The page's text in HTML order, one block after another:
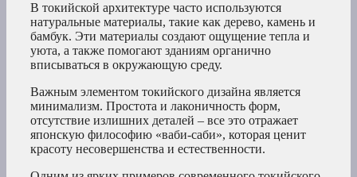
В токийской архитектуре часто используются
натуральные материалы, такие как дерево, камень и
бамбук. Эти материалы создают ощущение тепла и
уюта, а также помогают зданиям органично
вписываться в окружающую среду.
Важным элементом токийского дизайна является
минимализм. Простота и лаконичность форм,
отсутствие излишних деталей – все это отражает
японскую философию «ваби-саби», которая ценит
красоту несовершенства и естественности.